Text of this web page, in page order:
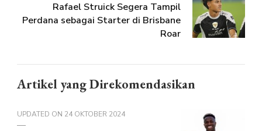
Rafael Struick Segera Tampil
Perdana sebagai Starter di Brisbane
Roar
Artikel yang Direkomendasikan
UPDATED ON 24 OKTOBER 2024